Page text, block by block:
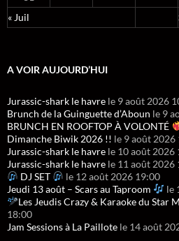
« Juil
A VOIR AUJOURD’HUI
Jurassic-shark le havre le 9 août 2026
Brunch de la Guinguette d’Aboun le 9
BRUNCH EN ROOFTOP À VOLONTÉ
Dimanche Biwik 2026 !! le 9 août 2026
Jurassic-shark le havre le 10 août 2026
Jurassic-shark le havre le 11 août 2026
DJ SET
le 12 août 2026 19:00
Jeudi 13 août – Scars au Taproom
le
Les Jeudis Crazy & Karaoke du Star
18:00
Jam Sessions à La Paillote le 14 août